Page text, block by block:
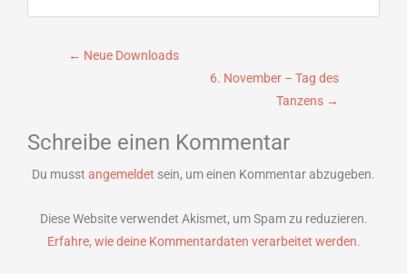
Beitragsnavigation
← Neue Downloads
6. November – Tag des
Tanzens →
Schreibe einen Kommentar
Du musst angemeldet sein, um einen Kommentar abzugeben.
Diese Website verwendet Akismet, um Spam zu reduzieren.
Erfahre, wie deine Kommentardaten verarbeitet werden.